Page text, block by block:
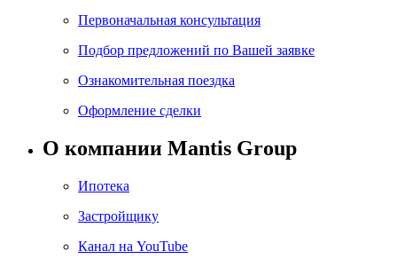
Первоначальная консультация
Подбор предложений по Вашей заявке
Ознакомительная поездка
Оформление сделки
О компании Mantis Group
Ипотека
Застройщику
Канал на YouTube